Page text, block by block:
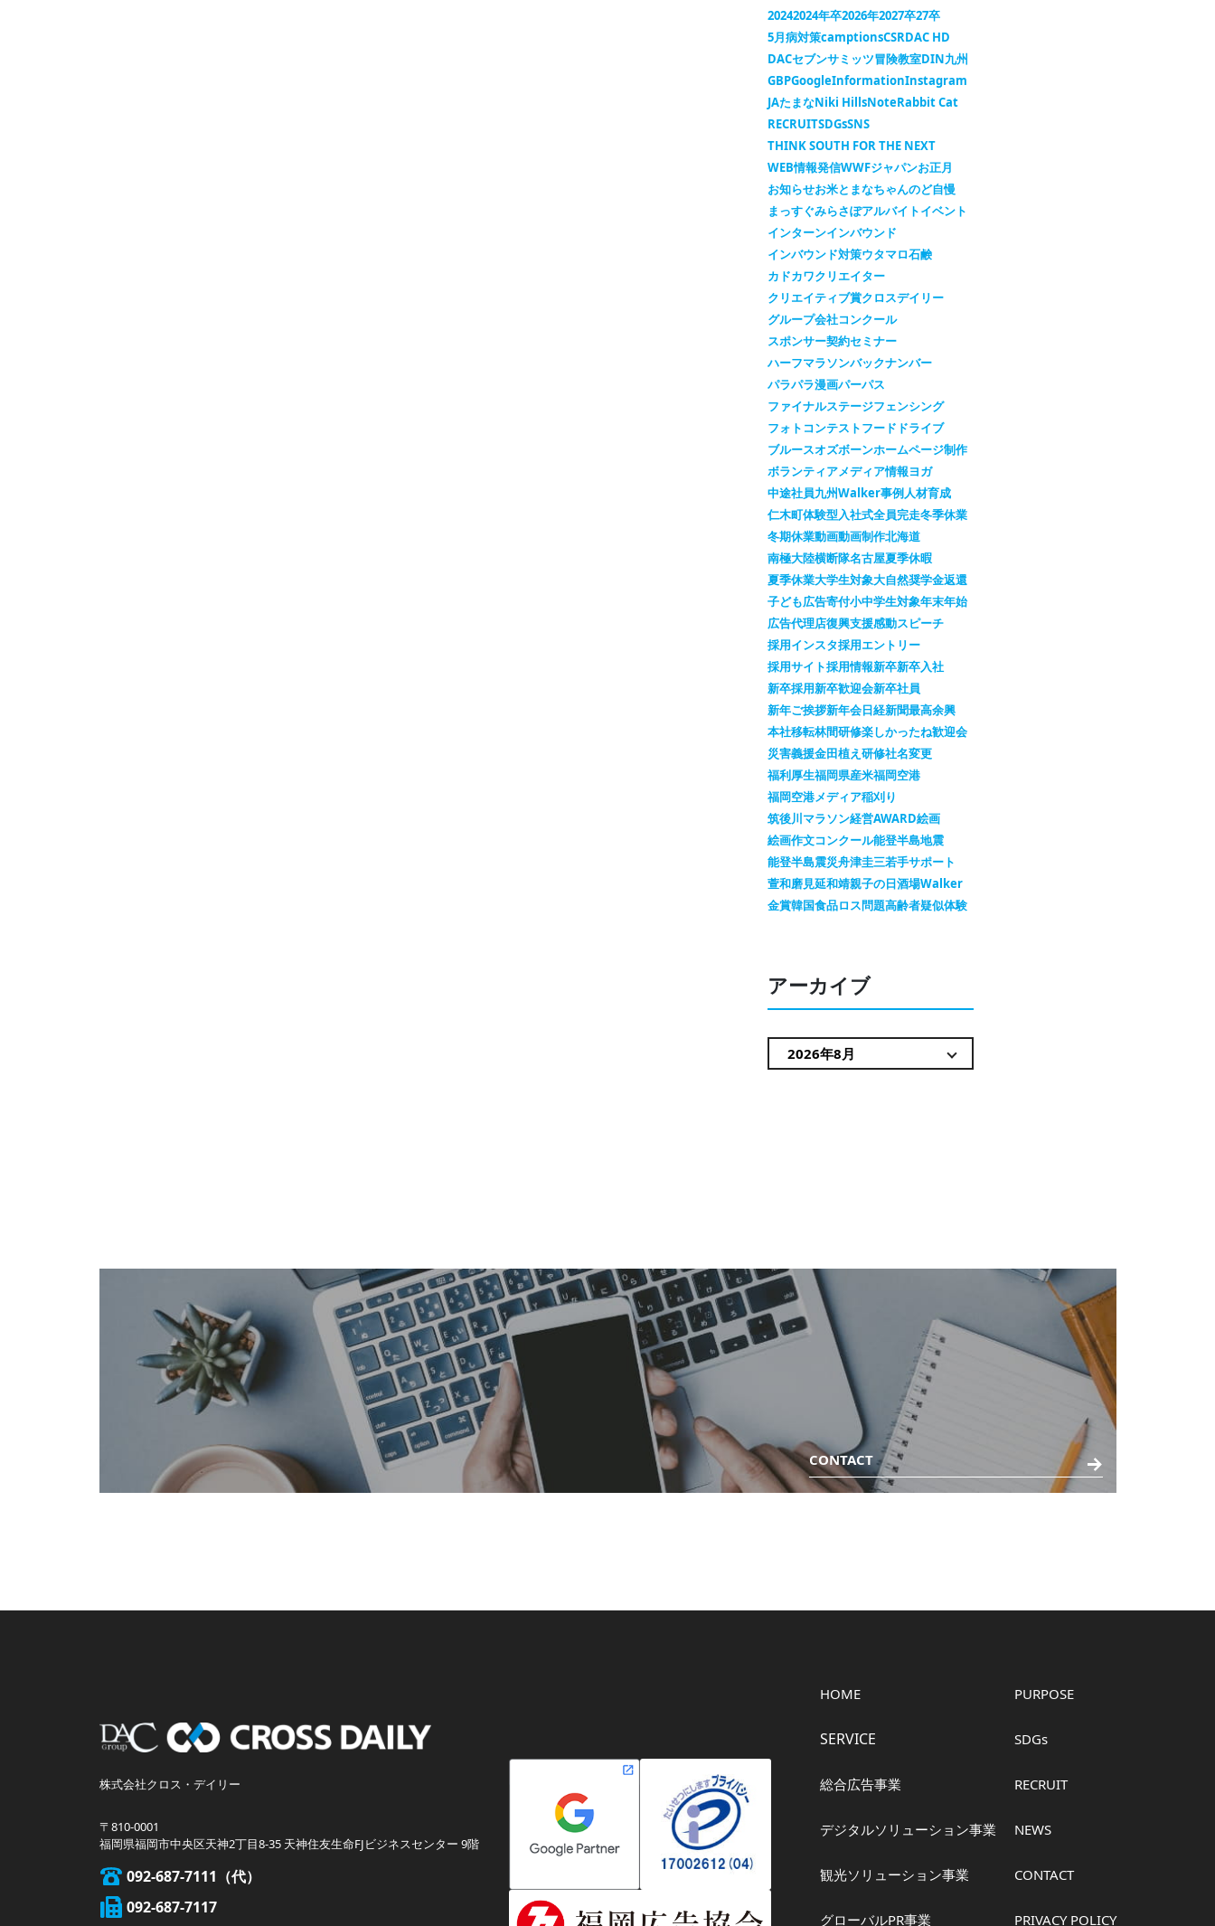
20242024年卒2026年2027卒27卒
5月病対策camptionsCSRDAC HD
DACセブンサミッツ冒険教室DIN九州
GBPGoogleInformationInstagram
JAたまなNiki HillsNoteRabbit Cat
RECRUITSDGsSNS
THINK SOUTH FOR THE NEXT
WEB情報発信WWFジャパンお正月
お知らせお米とまなちゃんのど自慢
まっすぐみらさぽアルバイトイベント
インターンインバウンド
インバウンド対策ウタマロ石鹸
カドカワクリエイター
クリエイティブ賞クロスデイリー
グループ会社コンクール
スポンサー契約セミナー
ハーフマラソンバックナンバー
パラパラ漫画パーパス
ファイナルステージフェンシング
フォトコンテストフードドライブ
ブルースオズボーンホームページ制作
ボランティアメディア情報ヨガ
中途社員九州Walker事例人材育成
仁木町体験型入社式全員完走冬季休業
冬期休業動画動画制作北海道
南極大陸横断隊名古屋夏季休暇
夏季休業大学生対象大自然奨学金返還
子ども広告寄付小中学生対象年末年始
広告代理店復興支援感動スピーチ
採用インスタ採用エントリー
採用サイト採用情報新卒新卒入社
新卒採用新卒歓迎会新卒社員
新年ご挨拶新年会日経新聞最高余興
本社移転林間研修楽しかったね歓迎会
災害義援金田植え研修社名変更
福利厚生福岡県産米福岡空港
福岡空港メディア稲刈り
筑後川マラソン経営AWARD絵画
絵画作文コンクール能登半島地震
能登半島震災舟津圭三若手サポート
萱和磨見延和靖親子の日酒場Walker
金賞韓国食品ロス問題高齢者疑似体験
アーカイブ
CONTACT
株式会社クロス・デイリー
〒810-0001
福岡県福岡市中央区天神2丁目8-35 天神住友生命FJビジネスセンター 9階
092-687-7111
092-687-7117
HOME
SERVICE
総合広告事業
デジタルソリューション事業
観光ソリューション事業
グローバルPR事業
PURPOSE
SDGs
RECRUIT
NEWS
CONTACT
PRIVACY POLICY